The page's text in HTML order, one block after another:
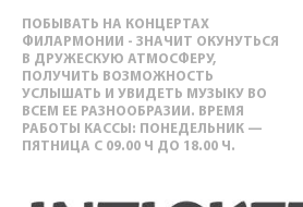
ПОБЫВАТЬ НА КОНЦЕРТАХ
ФИЛАРМОНИИ - ЗНАЧИТ ОКУНУТЬСЯ
В ДРУЖЕСКУЮ АТМОСФЕРУ,
ПОЛУЧИТЬ ВОЗМОЖНОСТЬ
УСЛЫШАТЬ И УВИДЕТЬ МУЗЫКУ ВО
ВСЕМ ЕЕ РАЗНООБРАЗИИ. ВРЕМЯ
РАБОТЫ КАССЫ: ПОНЕДЕЛЬНИК —
ПЯТНИЦА С 09.00 Ч ДО 18.00 Ч.